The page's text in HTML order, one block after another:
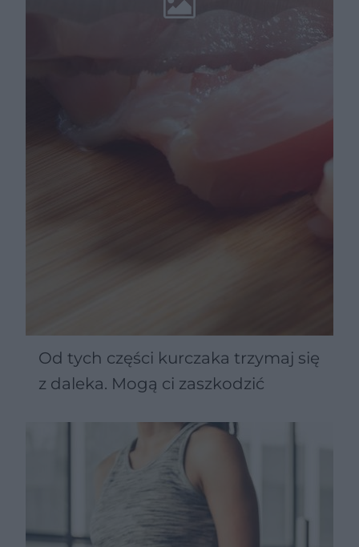
Od tych części kurczaka trzymaj się
z daleka. Mogą ci zaszkodzić